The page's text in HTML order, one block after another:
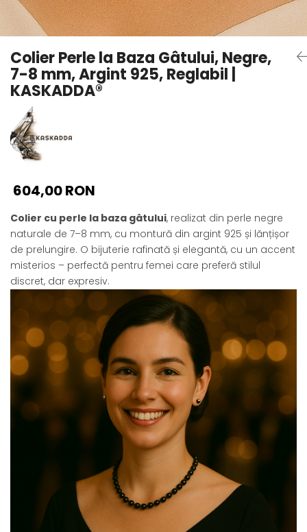
Seturi Perle cu Argint
Brățări cu Perle
Pandantive cu Perle
Brose cu Perle
Colier Perle la Baza Gâtului, Negre,
7-8 mm, Argint 925, Reglabil |
KASKADDA®
604,00 RON
Colier cu perle la baza gâtului, realizat din perle negre
naturale de 7–8 mm, cu montură din argint 925 și lănțișor
de prelungire. O bijuterie rafinată și elegantă, cu un accent
misterios – perfectă pentru femei care preferă stilul
discret, dar expresiv.